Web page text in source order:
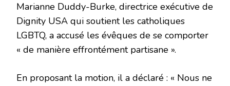
Marianne Duddy-Burke, directrice exécutive de
Dignity USA qui soutient les catholiques
LGBTQ, a accusé les évêques de se comporter
« de manière effrontément partisane ».
En proposant la motion, il a déclaré : « Nous ne